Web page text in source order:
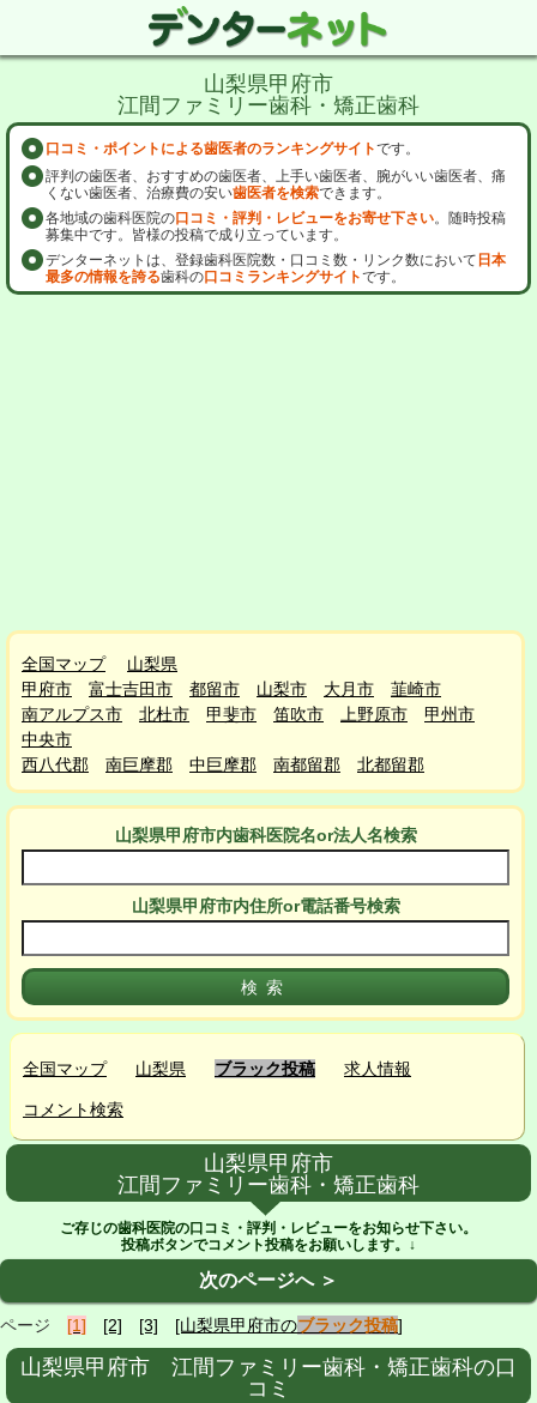
山梨県甲府市
江間ファミリー歯科・矯正歯科
口コミ・ポイントによる歯医者のランキングサイトです。
評判の歯医者、おすすめの歯医者、上手い歯医者、腕がいい歯医者、痛
くない歯医者、治療費の安い歯医者を検索できます。
各地域の歯科医院の口コミ・評判・レビューをお寄せ下さい。随時投稿
募集中です。皆様の投稿で成り立っています。
デンターネットは、登録歯科医院数・口コミ数・リンク数において 日本
最多の情報を誇る歯科の口コミランキングサイトです。
全国マップ
山梨県
甲府市
富士吉田市 都留市 山梨市 大月市
韮崎市
南アルプス市
北杜市 甲斐市 笛吹市 上野原市
甲州市
中央市
西八代郡
南巨摩郡 中巨摩郡 南都留郡 北都留郡
山梨県甲府市内歯科医院名or法人名検索
山梨県甲府市内住所or電話番号検索
全国マップ 山梨県 ブラック投稿 求人情報
コメント検索
山梨県甲府市
江間ファミリー歯科・矯正歯科
ご存じの歯科医院の口コミ・評判・レビューをお知らせ下さい。
投稿ボタンでコメント投稿をお願いします。↓
次のページへ ＞
ページ [1] [2] [3] [山梨県甲府市のブラック投稿]
山梨県甲府市 江間ファミリー歯科・矯正歯科の口
コミ